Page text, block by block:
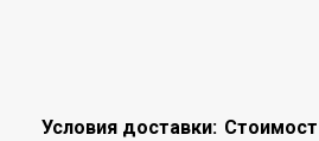
Условия доставки: